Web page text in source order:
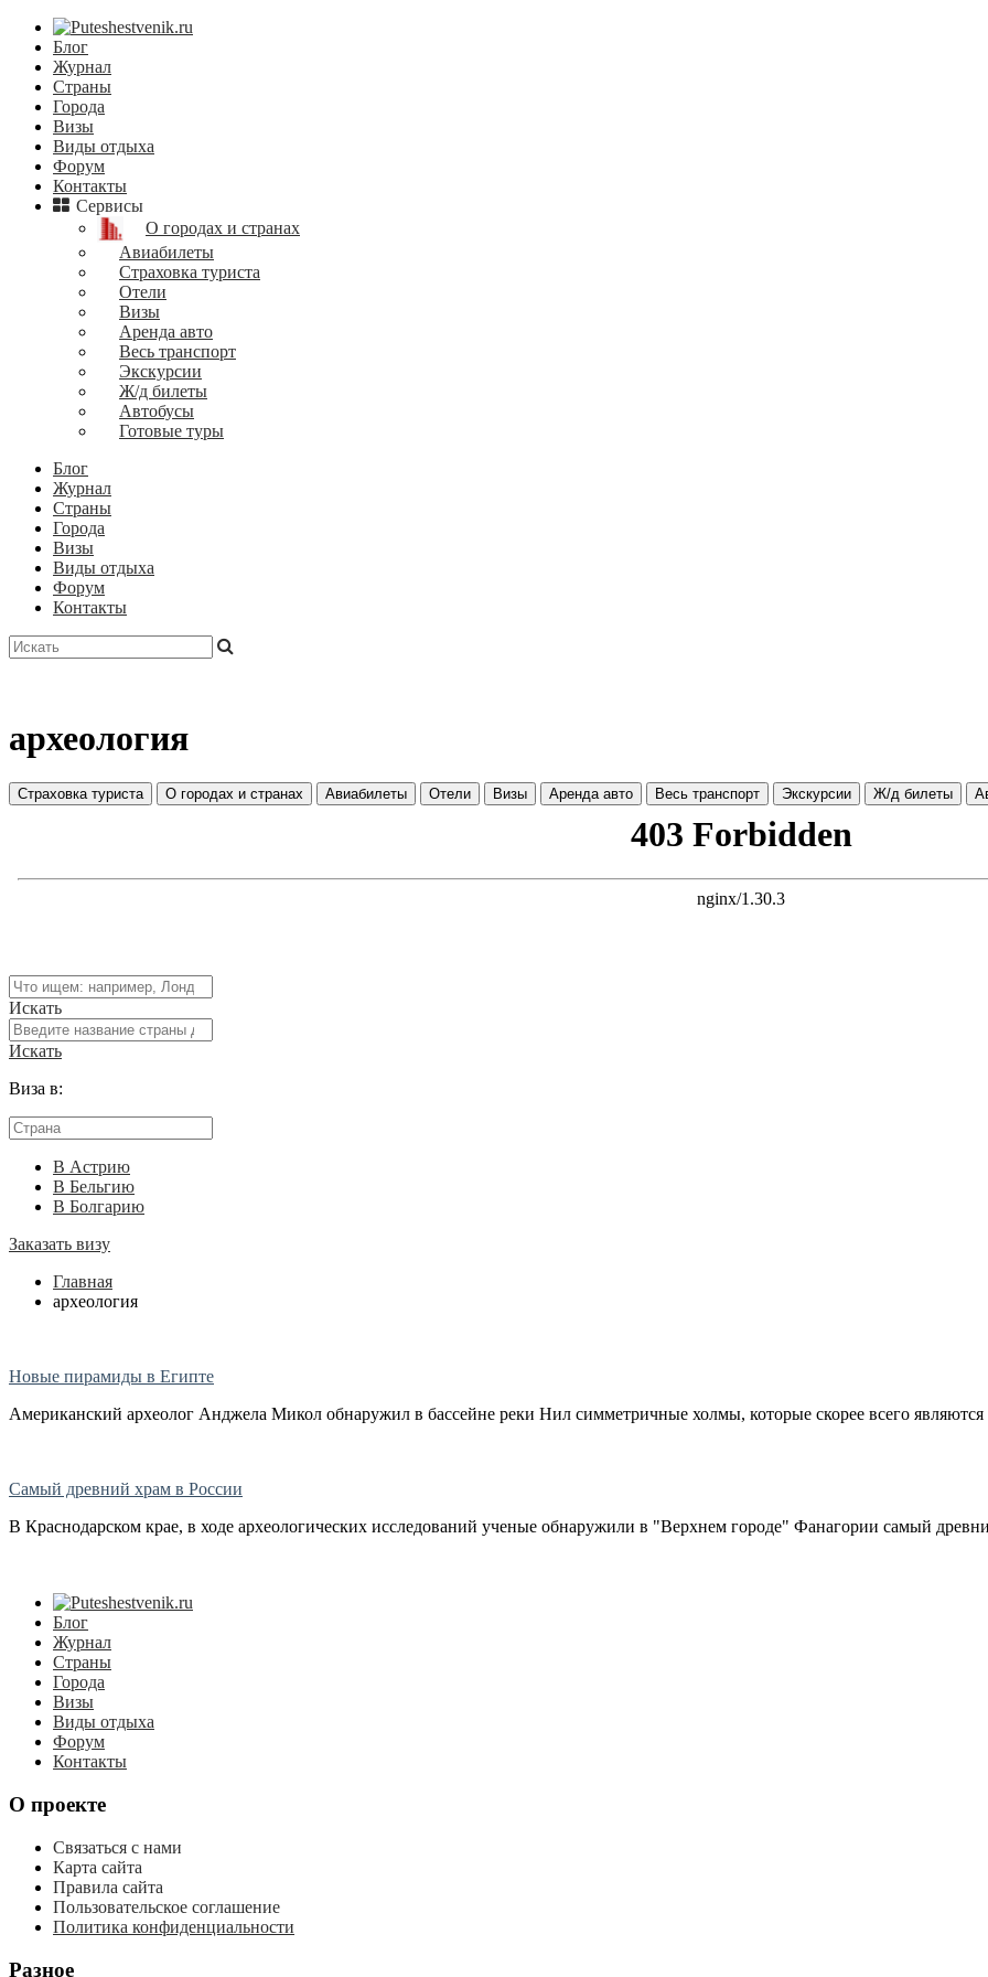
Блог
Журнал
Страны
Города
Визы
Виды отдыха
Форум
Контакты
Сервисы
О городах и странах
Авиабилеты
Страховка туриста
Отели
Визы
Аренда авто
Весь транспорт
Экскурсии
Ж/д билеты
Автобусы
Готовые туры
Блог
Журнал
Страны
Города
Визы
Виды отдыха
Форум
Контакты
археология
Страховка туриста О городах и странах Авиабилеты Отели Визы Аренда авто Весь транспорт Экскурсии Ж/д билеты
Искать
Искать
Виза в:
В Астрию
В Бельгию
В Болгарию
Заказать визу
Главная
археология
Новые пирамиды в Египте
Американский археолог Анджела Микол обнаружил в бассейне реки Нил симметричные холмы, которые скорее всего являются
Самый древний храм в России
В Краснодарском крае, в ходе археологических исследований ученые обнаружили в "Верхнем городе" Фанагории самый
Блог
Журнал
Страны
Города
Визы
Виды отдыха
Форум
Контакты
О проекте
Связаться с нами
Карта сайта
Правила сайта
Пользовательское соглашение
Политика конфиденциальности
Разное